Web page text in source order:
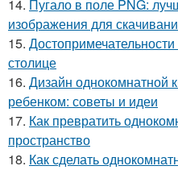
14. Пугало в поле PNG:
изображения для
15.
столице
16. Дизайн однокомнатной
ребенком: советы и идеи
17. Как превратить
пространство
18. Как сделать